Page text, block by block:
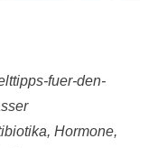
fuer-den-
Hormone,